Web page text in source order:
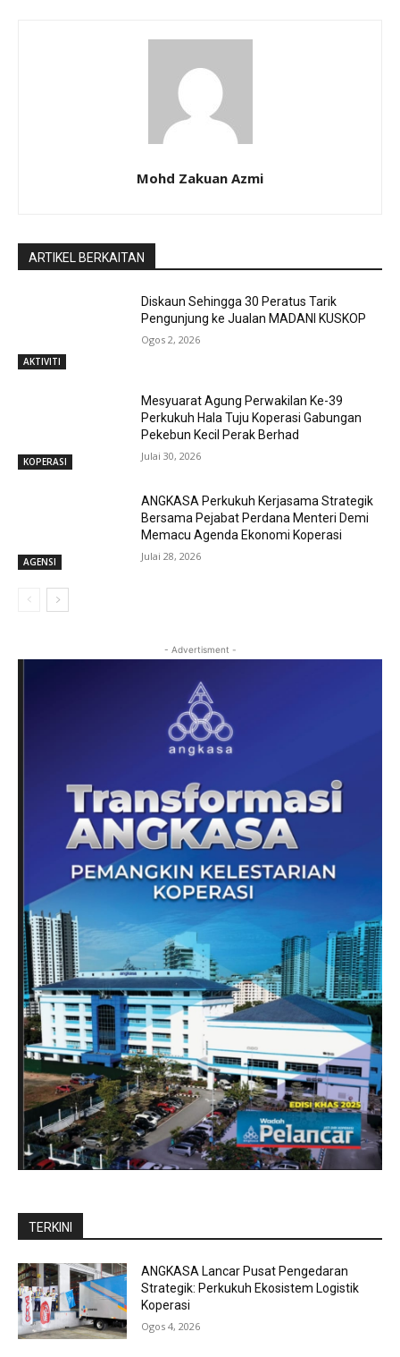
Mohd Zakuan Azmi
ARTIKEL BERKAITAN
AKTIVITI
Diskaun Sehingga 30 Peratus Tarik
Pengunjung ke Jualan MADANI KUSKOP
Ogos 2, 2026
KOPERASI
Mesyuarat Agung Perwakilan Ke-39
Perkukuh Hala Tuju Koperasi Gabungan
Pekebun Kecil Perak Berhad
Julai 30, 2026
AGENSI
ANGKASA Perkukuh Kerjasama Strategik
Bersama Pejabat Perdana Menteri Demi
Memacu Agenda Ekonomi Koperasi
Julai 28, 2026
- Advertisment -
TERKINI
ANGKASA Lancar Pusat Pengedaran
Strategik: Perkukuh Ekosistem Logistik
Koperasi
Ogos 4, 2026